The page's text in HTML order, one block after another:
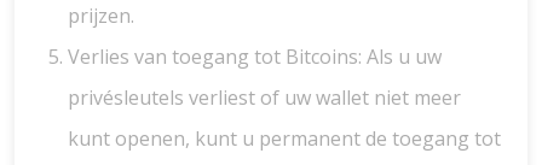
prijzen.
Verlies van toegang tot Bitcoins: Als u uw
privésleutels verliest of uw wallet niet meer
kunt openen, kunt u permanent de toegang tot